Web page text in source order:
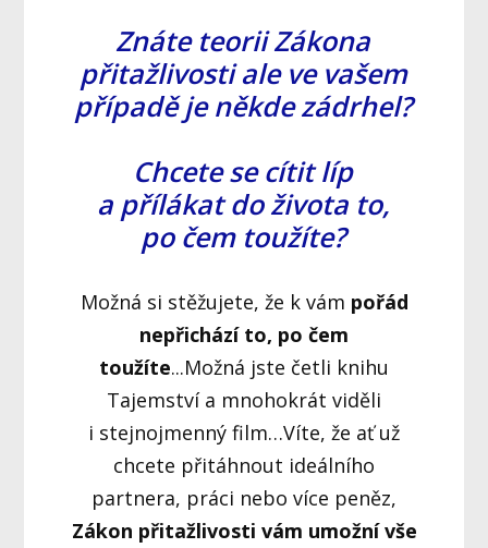
Znáte teorii Zákona
přitažlivosti ale ve vašem
případě je někde zádrhel?
Chcete se cítit líp
a přílákat do života to,
po čem toužíte?
Možná si stěžujete, že k vám pořád
nepřichází to, po čem
toužíte...Možná jste četli knihu
Tajemství a mnohokrát viděli
i stejnojmenný film…Víte, že ať už
chcete přitáhnout ideálního
partnera, práci nebo více peněz,
Zákon přitažlivosti vám umožní vše